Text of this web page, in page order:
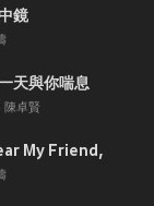
鏡
天與你喘息
陳卓賢
My Friend,